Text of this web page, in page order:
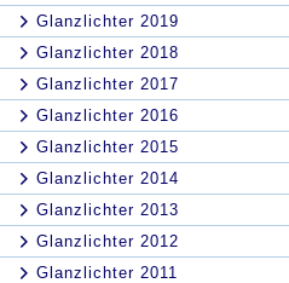
Glanzlichter 2019
Glanzlichter 2018
Glanzlichter 2017
Glanzlichter 2016
Glanzlichter 2015
Glanzlichter 2014
Glanzlichter 2013
Glanzlichter 2012
Glanzlichter 2011